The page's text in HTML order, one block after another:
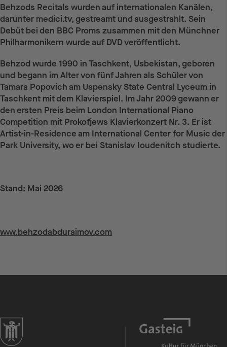
Behzods Recitals wurden auf internationalen Kanälen,
darunter medici.tv, gestreamt und ausgestrahlt. Sein
Debüt bei den BBC Proms zusammen mit den Münchner
Philharmonikern wurde auf DVD veröffentlicht.
Behzod wurde 1990 in Taschkent, Usbekistan, geboren
und begann im Alter von fünf Jahren als Schüler von
Tamara Popovich am Uspensky State Central Lyceum in
Taschkent mit dem Klavierspiel. Im Jahr 2009 gewann er
den ersten Preis beim London International Piano
Competition mit Prokofjews Klavierkonzert Nr. 3. Er ist
Artist-in-Residence am International Center for Music der
Park University, wo er bei Stanislav Ioudenitch studierte.
Stand: Mai 2026
Weiterführende Links
www.behzodabduraimov.com
zur Website der Landeshauptstadt München